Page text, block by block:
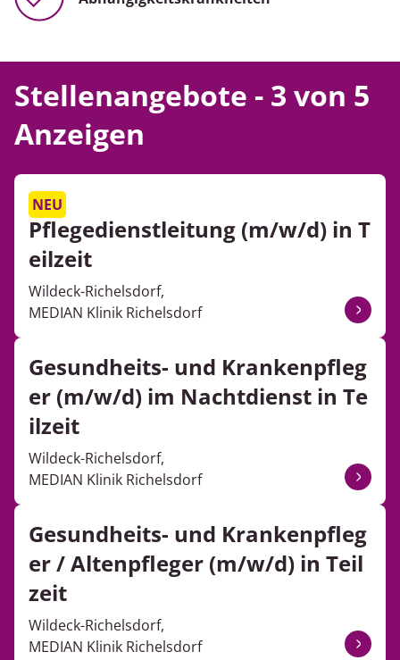
Stellenangebote - 3 von 5
Anzeigen
NEU
Pflegedienstleitung (m/w/d) in T
eilzeit
Wildeck-Richelsdorf,
MEDIAN Klinik Richelsdorf
Gesundheits- und Krankenpfleg
er (m/w/d) im Nachtdienst in Te
ilzeit
Wildeck-Richelsdorf,
MEDIAN Klinik Richelsdorf
Gesundheits- und Krankenpfleg
er / Altenpfleger (m/w/d) in Teil
zeit
Wildeck-Richelsdorf,
MEDIAN Klinik Richelsdorf